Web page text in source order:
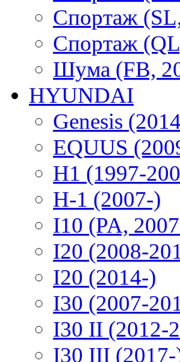
Спортаж
Спортаж
Шума (FB,
HYUNDAI
Genesis
EQUUS
H1 (1997-
H-1 (2007-)
I10 (PA,
I20 (2008-
I20 (2014-)
I30 (2007-
I30 II (2012-
I30 III (2017-